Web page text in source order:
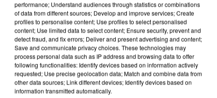
APRÈS TOUTES CES CANICULES, LES REFUGES
performance; Understand audiences through statistics or combinations
of data from different sources; Develop and improve services; Create
profiles to personalise content; Use profiles to select personalised
content; Use limited data to select content; Ensure security, prevent and
detect fraud, and fix errors; Deliver and present advertising and content;
Save and communicate privacy choices. These technologies may
process personal data such as IP address and browsing data to offer
following functionalities: Identify devices based on information actively
requested; Use precise geolocation data; Match and combine data from
other data sources; Link different devices; Identify devices based on
information transmitted automatically.